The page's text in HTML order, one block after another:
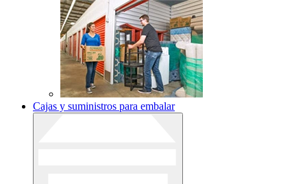
Cajas y suministros para embalar